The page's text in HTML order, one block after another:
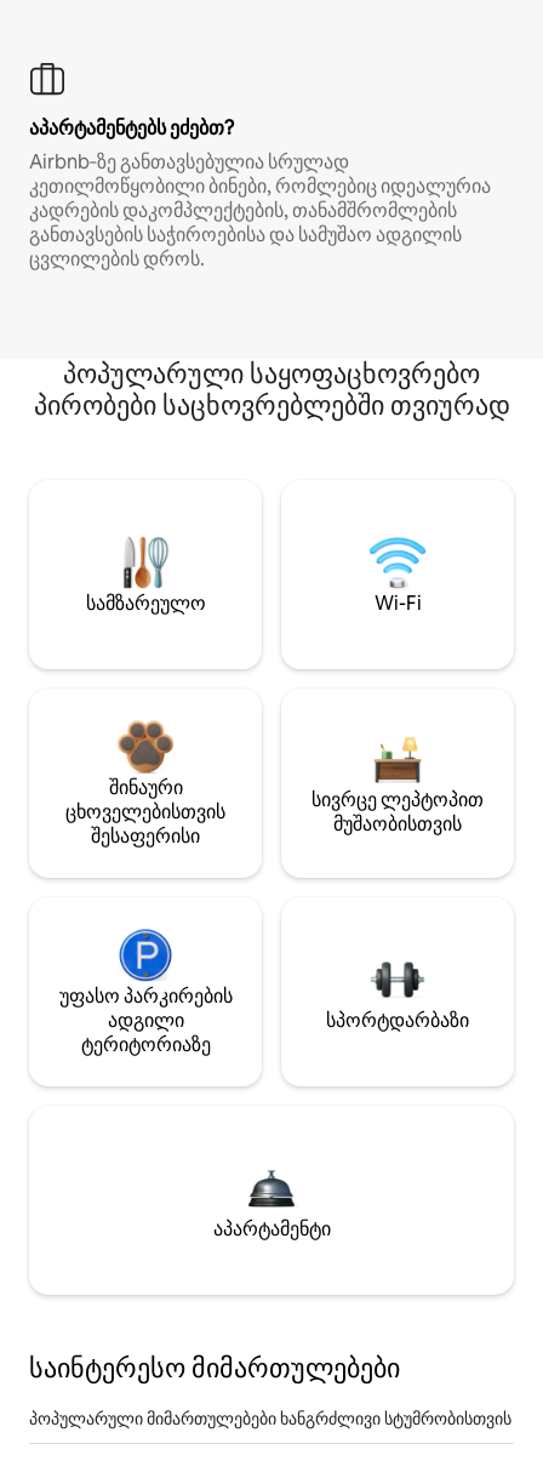
აპარტამენტებს ეძებთ?
Airbnb‑ზე განთავსებულია სრულად
კეთილმოწყობილი ბინები, რომლებიც იდეალურია
კადრების დაკომპლექტების, თანამშრომლების
განთავსების საჭიროებისა და სამუშაო ადგილის
ცვლილების დროს.
პოპულარული საყოფაცხოვრებო
პირობები საცხოვრებლებში თვიურად
სამზარეულო Wi-Fi
შინაური
ცხოველებისთვის
შესაფერისი
სივრცე ლეპტოპით
მუშაობისთვის
უფასო პარკირების
ადგილი
ტერიტორიაზე
სპორტდარბაზი
აპარტამენტი
საინტერესო მიმართულებები
პოპულარული მიმართულებები ხანგრძლივი სტუმრობისთვის